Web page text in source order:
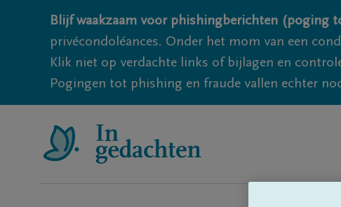
Blijf waakzaam voor phishingberichten (poging
privécondoléances. Onder het mom van een
Klik niet op verdachte links of bijlagen en
Pogingen tot phishing en fraude vallen echter